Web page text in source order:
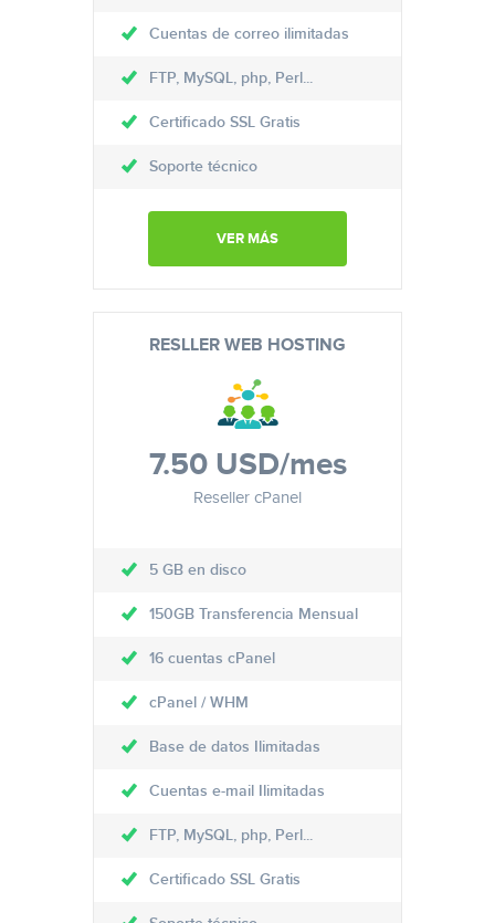
Cuentas de correo ilimitadas
FTP, MySQL, php, Perl...
Certificado SSL Gratis
Soporte técnico
VER MÁS
RESLLER WEB HOSTING
7.50 USD/mes
Reseller cPanel
5 GB en disco
150GB Transferencia Mensual
16 cuentas cPanel
cPanel / WHM
Base de datos Ilimitadas
Cuentas e-mail Ilimitadas
FTP, MySQL, php, Perl...
Certificado SSL Gratis